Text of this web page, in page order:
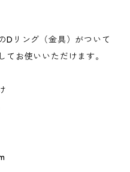
Dリング（金具）がついて
てお使いいただけます。